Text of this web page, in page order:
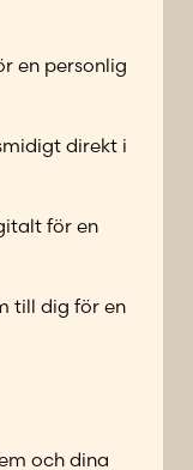
en personlig
direkt i
för en
till dig för en
och dina